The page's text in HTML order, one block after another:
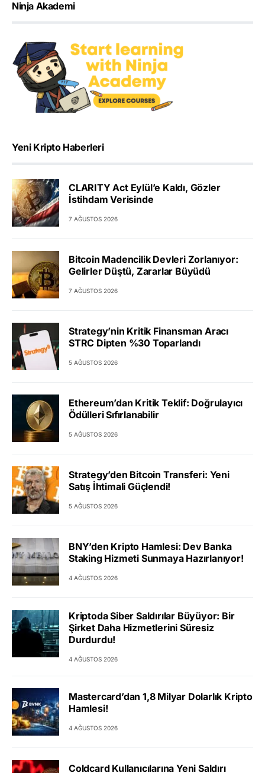
Ninja Akademi
Yeni Kripto Haberleri
CLARITY Act Eylül’e Kaldı, Gözler
İstihdam Verisinde
7 AĞUSTOS 2026
Bitcoin Madencilik Devleri Zorlanıyor:
Gelirler Düştü, Zararlar Büyüdü
7 AĞUSTOS 2026
Strategy’nin Kritik Finansman Aracı
STRC Dipten %30 Toparlandı
5 AĞUSTOS 2026
Ethereum’dan Kritik Teklif: Doğrulayıcı
Ödülleri Sıfırlanabilir
5 AĞUSTOS 2026
Strategy’den Bitcoin Transferi: Yeni
Satış İhtimali Güçlendi!
5 AĞUSTOS 2026
BNY’den Kripto Hamlesi: Dev Banka
Staking Hizmeti Sunmaya Hazırlanıyor!
4 AĞUSTOS 2026
Kriptoda Siber Saldırılar Büyüyor: Bir
Şirket Daha Hizmetlerini Süresiz
Durdurdu!
4 AĞUSTOS 2026
Mastercard’dan 1,8 Milyar Dolarlık Kripto
Hamlesi!
4 AĞUSTOS 2026
Coldcard Kullanıcılarına Yeni Saldırı